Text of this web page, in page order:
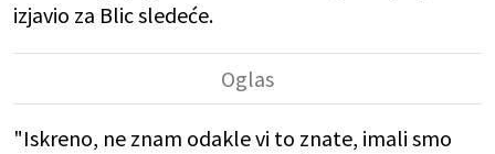
izjavio za Blic sledeće.
"Iskreno, ne znam odakle vi to znate, imali smo